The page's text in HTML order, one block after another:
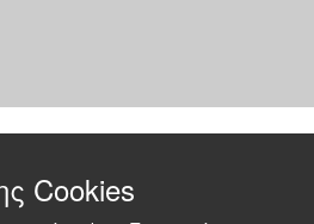
Cookies